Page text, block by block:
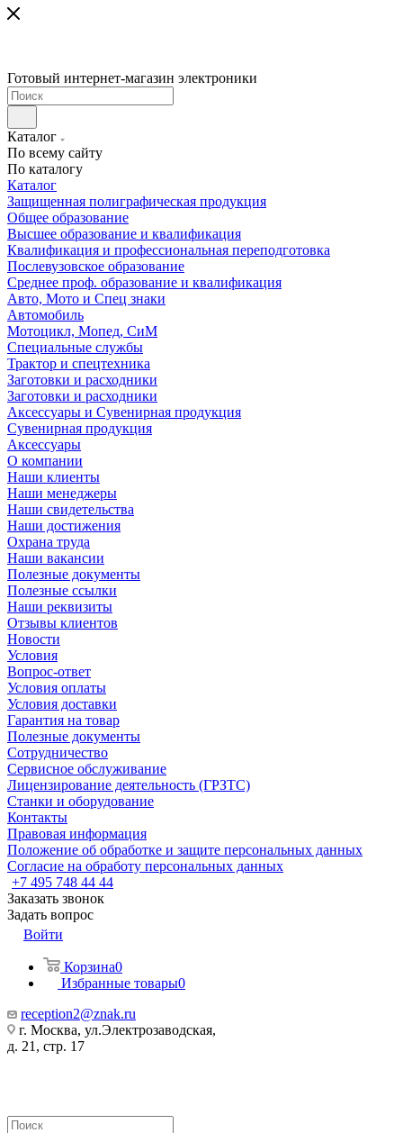
Готовый интернет-магазин электроники
Каталог
По всему сайту
По каталогу
Каталог
Защищенная полиграфическая продукция
Общее образование
Высшее образование и квалификация
Квалификация и профессиональная переподготовка
Послевузовское образование
Среднее проф. образование и квалификация
Авто, Мото и Спец знаки
Автомобиль
Мотоцикл, Мопед, СиМ
Специальные службы
Трактор и спецтехника
Заготовки и расходники
Заготовки и расходники
Аксессуары и Сувенирная продукция
Сувенирная продукция
Аксессуары
О компании
Наши клиенты
Наши менеджеры
Наши свидетельства
Наши достижения
Охрана труда
Наши вакансии
Полезные документы
Полезные ссылки
Наши реквизиты
Отзывы клиентов
Новости
Условия
Вопрос-ответ
Условия оплаты
Условия доставки
Гарантия на товар
Полезные документы
Сотрудничество
Сервисное обслуживание
Лицензирование деятельность (ГРЗТС)
Станки и оборудование
Контакты
Правовая информация
Положение об обработке и защите персональных данных
Согласие на обработу персональных данных
+7 495 748 44 44
Заказать звонок
Задать вопрос
Войти
Корзина0
Избранные товары0
reception2@znak.ru
г. Москва, ул.Электрозаводская,
д. 21, стр. 17